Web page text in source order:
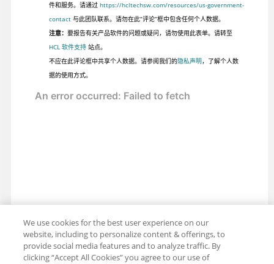
件和服务。请通过 https://hcltechsw.com/resources/us-government-
contact与此团队联系。请勿在此“评论”框中包含任何个人数据。
注意： 要报告有关产品软件的问题或疑问，请勿使用此表单。请转至
HCL 软件支持站点。
不应在此评论框中共享个人数据。请参阅我们的隐私声明，了解个人数
据的使用方式。
We use cookies for the best user experience on our
website, including to personalize content & offerings, to
provide social media features and to analyze traffic. By
clicking “Accept All Cookies” you agree to our use of